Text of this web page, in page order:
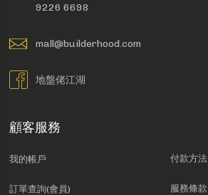
9226 6698
mall@builderhood.com
地盤佬江湖
顧客服務
我的帳戶
訂單查詢(會員)
付款方法
服務條款